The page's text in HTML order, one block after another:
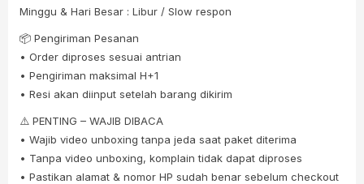
Minggu & Hari Besar : Libur / Slow respon
📦 Pengiriman Pesanan
• Order diproses sesuai antrian
• Pengiriman maksimal H+1
• Resi akan diinput setelah barang dikirim
⚠️ PENTING – WAJIB DIBACA
• Wajib video unboxing tanpa jeda saat paket diterima
• Tanpa video unboxing, komplain tidak dapat diproses
• Pastikan alamat & nomor HP sudah benar sebelum checkout